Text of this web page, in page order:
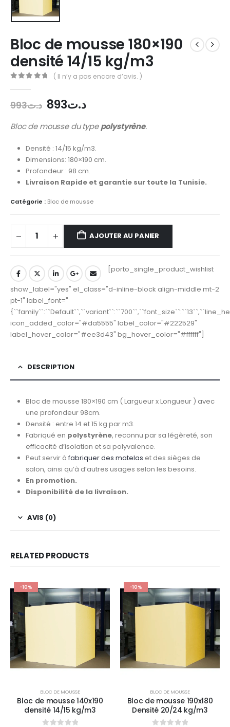
Bloc de mousse 180×190
densité 14/15 kg/m3
( Il n’y a pas encore d’avis. )
د.ت993 د.ت893
Bloc de mousse du typepolystyrène.
Densité : 14/15 kg/m3.
Dimensions: 180×190 cm.
Profondeur : 98 cm.
Livraison Rapide et garantie sur toute la Tunisie.
Catégorie : Bloc de mousse
AJOUTER AU PANIER
[porto_single_product_wishlist
show_label="yes" el_class="d-inline-block align-middle mt-2
pt-1" label_font="
icon_added_color="#da5555" label_color="#222529"
label_hover_color="#ee3d43" bg_hover_color="#ffffff"]
DESCRIPTION
Bloc de mousse 180×190 cm ( Largueur x Longueur ) avec
une profondeur 98cm.
Densité : entre 14 et 15 kg par m3.
Fabriqué en polystyrène, reconnu par sa légèreté, son
efficacité d’isolation et sa polyvalence.
Peut servir àfabriquer des matelas et des sièges de
salon, ainsi qu’à d’autres usages selon les besoins.
En promotion.
Disponibilité de la livraison.
AVIS (0)
RELATED PRODUCTS
-10%
BLOC DE MOUSSE
Bloc de mousse 140x190
densité 14/15 kg/m3
-10%
BLOC DE MOUSSE
Bloc de mousse 190x180
Densité 20/24 kg/m3